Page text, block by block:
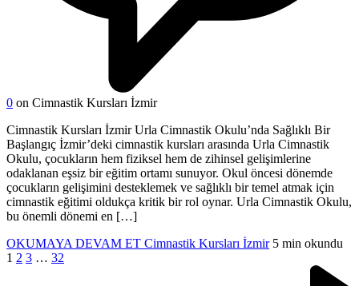
0 on Cimnastik Kursları İzmir
Cimnastik Kursları İzmir Urla Cimnastik Okulu’nda Sağlıklı Bir
Başlangıç İzmir’deki cimnastik kursları arasında Urla Cimnastik
Okulu, çocukların hem fiziksel hem de zihinsel gelişimlerine
odaklanan eşsiz bir eğitim ortamı sunuyor. Okul öncesi dönemde
çocukların gelişimini desteklemek ve sağlıklı bir temel atmak için
cimnastik eğitimi oldukça kritik bir rol oynar. Urla Cimnastik Okulu,
bu önemli dönemi en […]
OKUMAYA DEVAM ET Cimnastik Kursları İzmir 5 min okundu
1 2 3 … 32